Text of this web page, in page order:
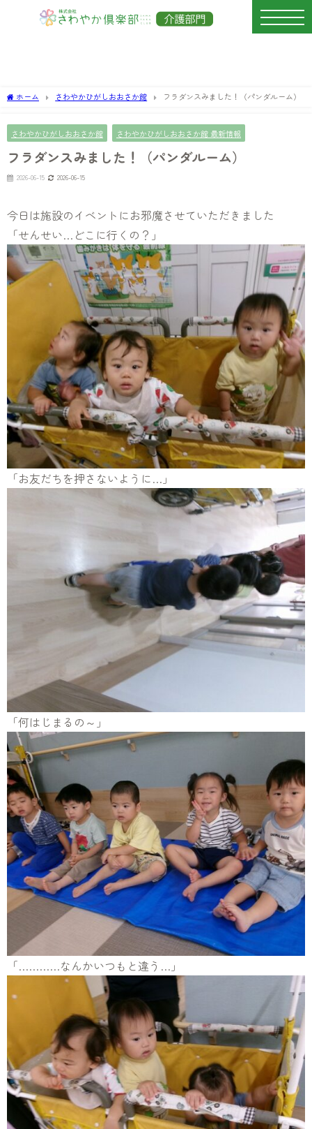
ホーム さわやかひがしおおさか館 フラダンスみました！（パンダルーム）
さわやかひがしおおさか館 さわやかひがしおおさか館 最新情報
フラダンスみました！（パンダルーム）
2026-06-15 2026-06-15
今日は施設のイベントにお邪魔させていただきました
「せんせい…どこに行くの？」
「お友だちを押さないように…」
「何はじまるの～」
「…………なんかいつもと違う…」